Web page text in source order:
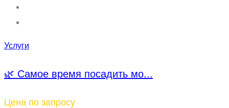
Услуги
🌿 Самое время посадить мо...
Цена по запросу